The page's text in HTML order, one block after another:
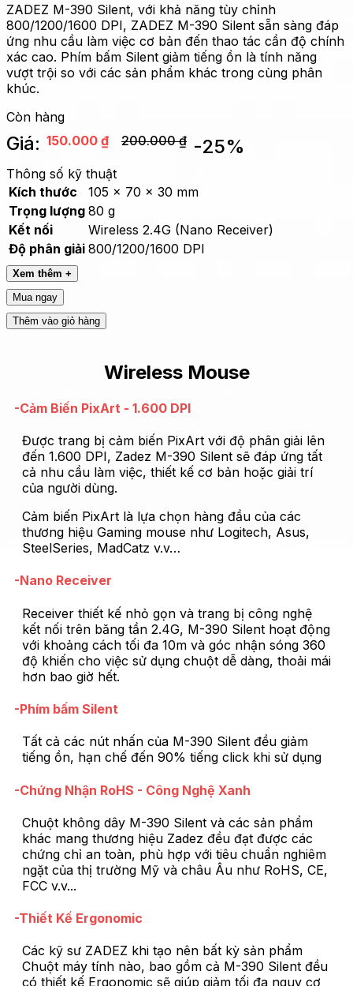
ZADEZ M-390 Silent, với khả năng tùy chỉnh
800/1200/1600 DPI, ZADEZ M-390 Silent sẵn sàng đáp
ứng nhu cầu làm việc cơ bản đến thao tác cần độ chính
xác cao. Phím bấm Silent giảm tiếng ồn là tính năng
vượt trội so với các sản phẩm khác trong cùng phân
khúc.
Còn hàng
Giá: 150.000 ₫ 200.000₫ -25%
Thông số kỹ thuật
Kích thước
105 x 70 x 30 mm
Trọng lượng 80 g
Kết nối
Wireless 2.4G (Nano Receiver)
Độ phân giải 800/1200/1600 DPI
Xem thêm +
Mua ngay
Thêm vào giỏ hàng
Wireless Mouse
-Cảm Biến PixArt - 1.600 DPI
Được trang bị cảm biến PixArt với độ phân giải lên
đến 1.600 DPI, Zadez M-390 Silent sẽ đáp ứng tất
cả nhu cầu làm việc, thiết kế cơ bản hoặc giải trí
của người dùng.
Cảm biến PixArt là lựa chọn hàng đầu của các
thương hiệu Gaming mouse như Logitech, Asus,
SteelSeries, MadCatz v.v…
-Nano Receiver
Receiver thiết kế nhỏ gọn và trang bị công nghệ
kết nối trên băng tần 2.4G, M-390 Silent hoạt động
với khoảng cách tối đa 10m và góc nhận sóng 360
độ khiến cho việc sử dụng chuột dễ dàng, thoải mái
hơn bao giờ hết.
-Phím bấm Silent
Tất cả các nút nhấn của M-390 Silent đều giảm
tiếng ồn, hạn chế đến 90% tiếng click khi sử dụng
-Chứng Nhận RoHS - Công Nghệ Xanh
Chuột không dây M-390 Silent và các sản phẩm
khác mang thương hiệu Zadez đều đạt được các
chứng chỉ an toàn, phù hợp với tiêu chuẩn nghiêm
ngặt của thị trường Mỹ và châu Âu như RoHS, CE,
FCC v.v...
-Thiết Kế Ergonomic
Các kỹ sư ZADEZ khi tạo nên bất kỳ sản phẩm
Chuột máy tính nào, bao gồm cả M-390 Silent đều
có thiết kế Ergonomic sẽ giúp giảm tối đa nguy cơ